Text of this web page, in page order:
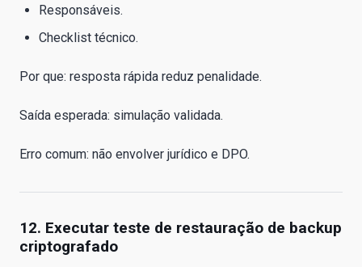
Responsáveis.
Checklist técnico.
Por que: resposta rápida reduz penalidade.
Saída esperada: simulação validada.
Erro comum: não envolver jurídico e DPO.
12. Executar teste de restauração de backup
criptografado